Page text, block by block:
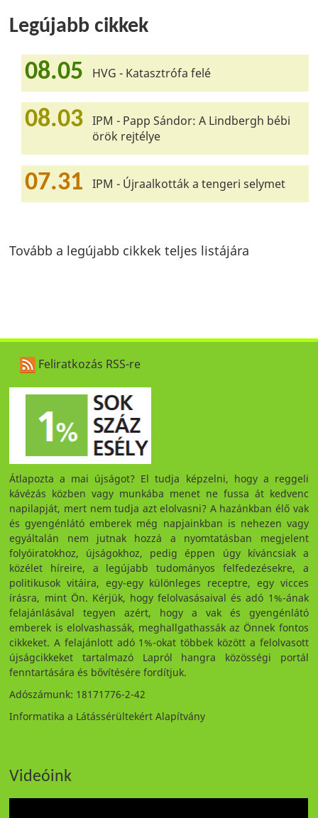
Legújabb cikkek
08.05 HVG - Katasztrófa felé
08.03
IPM - Papp Sándor: A Lindbergh bébi
örök rejtélye
07.31 IPM - Újraalkották a tengeri selymet
Tovább a legújabb cikkek teljes listájára
Feliratkozás RSS-re
Átlapozta a mai újságot? El tudja képzelni, hogy a reggeli
kávézás közben vagy munkába menet ne fussa át kedvenc
napilapját, mert nem tudja azt elolvasni? A hazánkban élő vak
és gyengénlátó emberek még napjainkban is nehezen vagy
egyáltalán nem jutnak hozzá a nyomtatásban megjelent
folyóiratokhoz, újságokhoz, pedig éppen úgy kíváncsiak a
közélet híreire, a legújabb tudományos felfedezésekre, a
politikusok vitáira, egy-egy különleges receptre, egy vicces
írásra, mint Ön. Kérjük, hogy felolvasásaival és adó 1%-ának
felajánlásával tegyen azért, hogy a vak és gyengénlátó
emberek is elolvashassák, meghallgathassák az Önnek fontos
cikkeket. A felajánlott adó 1%-okat többek között a felolvasott
újságcikkeket tartalmazó Lapról hangra közösségi portál
fenntartására és bővítésére fordítjuk.
Adószámunk: 18171776-2-42
Informatika a Látássérültekért Alapítvány
Videóink